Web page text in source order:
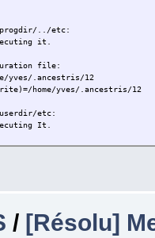
progdir/../etc:
it.
file:
yves/.ancestris/12
home/yves/.ancestris/12
etc:
It.
MacOS, /Contents/Home
16/ [Résolu]